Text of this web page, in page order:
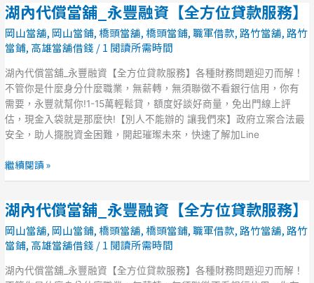
貸
款
方
湖內代償當舖_永豐融資【全方位貸款服務】
岡山當舖, 岡山當鋪,橋頭當舖,橋頭當鋪,職軍借款,路竹當舖,路竹
當鋪, 高雄當舖借錢 /1 閱讀所需時間
湖內代償當舖_永豐融資【全方位貸款服務】各種財務問題迎刃而解！
不管你是什麼身分什麼職業，無薪轉，無須聯徵不看銀行信用，你有
需要，永豐就幫你!1-15萬輕鬆貸，額度好談好商量，免出門線上評
估，現金入袋就是那麼快!【別人不能辦的 讓我們來】政府立案合法最
安全，助人擺脫資金困難，開起璀璨未來，快速了解加Line
湖
內
代
償
當
舖
_
永
豐
資
【全
位
貸
款
務】
繼續閱讀 »
湖內代償當舖_永豐融資【全方位貸款服務】
岡山當舖, 岡山當鋪,橋頭當舖,橋頭當鋪,職軍借款,路竹當舖,路竹
當鋪, 高雄當舖借錢 /1 閱讀所需時間
湖內代償當舖_永豐融資【全方位貸款服務】各種財務問題迎刃而解！
湖
代
償
當